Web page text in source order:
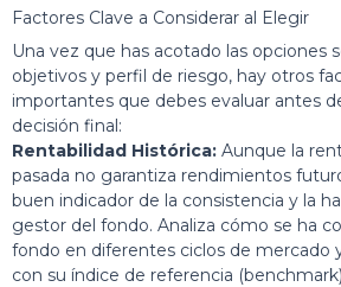
Factores Clave a Considerar al Elegir
Una vez que has acotado las opciones
objetivos y perfil de riesgo, hay otros
importantes que debes evaluar antes
decisión final:
Rentabilidad Histórica: Aunque la
pasada no garantiza rendimientos
buen indicador de la consistencia y la
gestor del fondo. Analiza cómo se ha
fondo en diferentes ciclos de mercado
con su índice de referencia